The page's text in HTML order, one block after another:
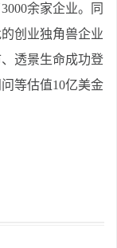
余家企业。同
创业独角兽企业
透景生命成功登
等估值10亿美金